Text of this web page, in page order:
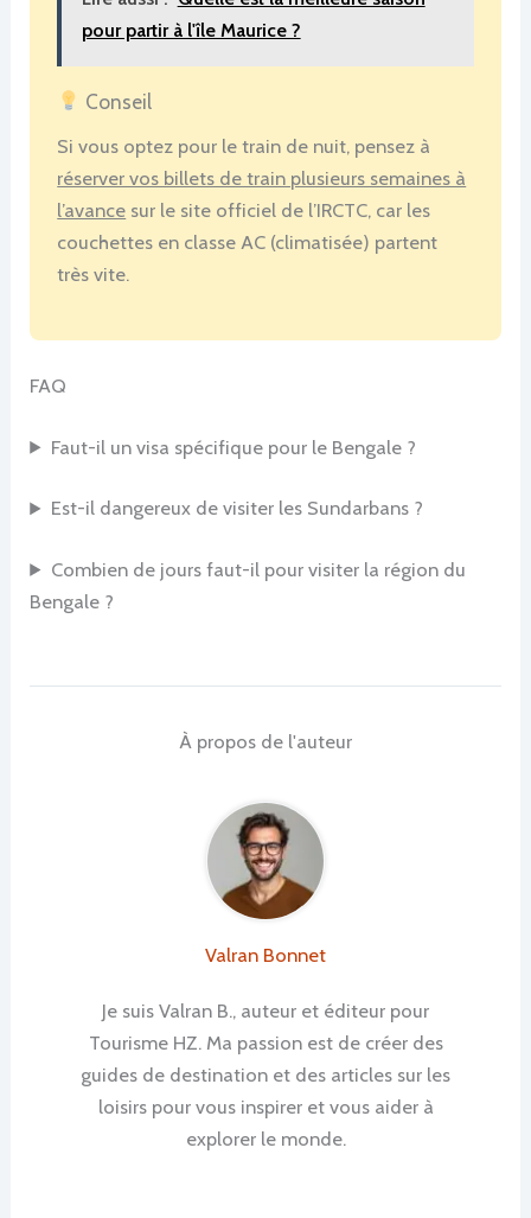
pour partir à l'île Maurice ?
Conseil
Si vous optez pour le train de nuit, pensez à
réserver vos billets de train plusieurs semaines à
l’avance sur le site officiel de l’IRCTC, car les
couchettes en classe AC (climatisée) partent
très vite.
FAQ
Faut-il un visa spécifique pour le Bengale ?
Est-il dangereux de visiter les Sundarbans ?
Combien de jours faut-il pour visiter la région du
Bengale ?
À propos de l'auteur
Valran Bonnet
Je suis Valran B., auteur et éditeur pour
Tourisme HZ. Ma passion est de créer des
guides de destination et des articles sur les
loisirs pour vous inspirer et vous aider à
explorer le monde.